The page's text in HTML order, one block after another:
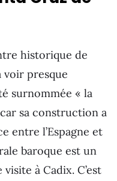
historique de
voir presque
surnommée « la
sa construction a
entre l’Espagne et
baroque est un
à Cadix. C’est